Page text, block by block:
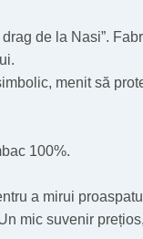
de la Nasi”.
menit să
100%.
a mirui
mic suvenir